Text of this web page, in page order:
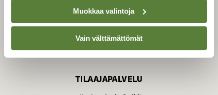
Muokkaa valintoja
Vain välttämättömät
TILAAJAPALVELU